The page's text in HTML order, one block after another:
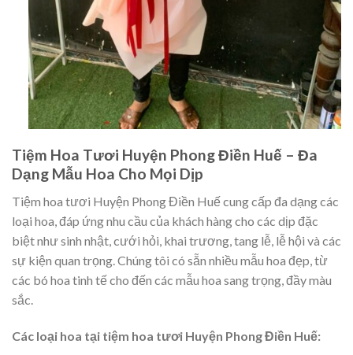
Tiệm Hoa Tươi Huyện Phong Điền Huế – Đa
Dạng Mẫu Hoa Cho Mọi Dịp
Tiệm hoa tươi Huyện Phong Điền Huế cung cấp đa dạng các
loại hoa, đáp ứng nhu cầu của khách hàng cho các dịp đặc
biệt như sinh nhật, cưới hỏi, khai trương, tang lễ, lễ hội và các
sự kiện quan trọng. Chúng tôi có sẵn nhiều mẫu hoa đẹp, từ
các bó hoa tinh tế cho đến các mẫu hoa sang trọng, đầy màu
sắc.
Các loại hoa tại tiệm hoa tươi Huyện Phong Điền Huế: